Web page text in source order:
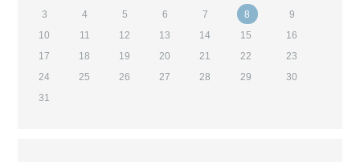
3
4 5 6 7 8
9
10
11 12 13 14 15
16
17
18 19 20 21 22
23
24
25 26 27 28 29
30
31